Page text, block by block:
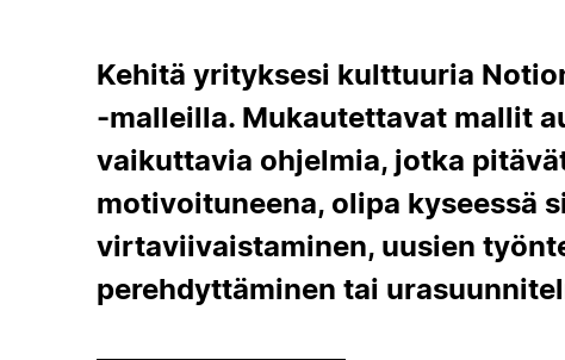
Kehitä yrityksesi kulttuuria
-malleilla. Mukautettavat mallit
vaikuttavia ohjelmia, jotka
motivoituneena, olipa kyseessä
virtaviivaistaminen, uusien
perehdyttäminen tai